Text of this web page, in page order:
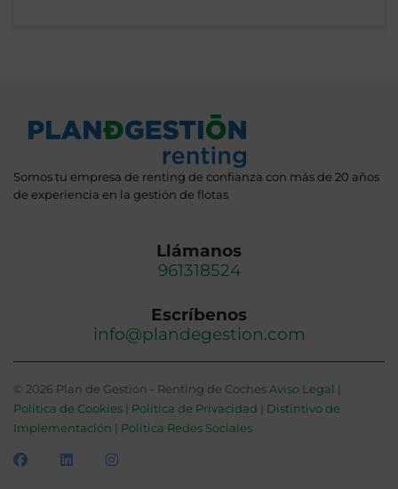
Somos tu empresa de renting de confianza con más de 20 años
de experiencia en la gestión de flotas
Llámanos
961318524
Escríbenos
info@plandegestion.com
© 2026 Plan de Gestión - Renting de CochesAviso Legal
Política de Cookies
Política de Privacidad
Distintivo de
Implementación
Política Redes Sociales